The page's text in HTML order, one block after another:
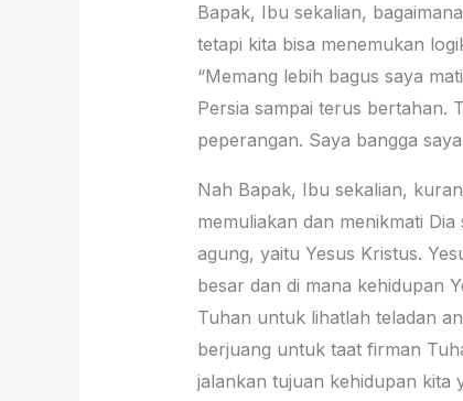
Bapak, Ibu sekalian,
tetapi kita bisa menemukan
“Memang lebih bagus saya
Persia sampai terus bertahan.
peperangan. Saya bangga
Nah Bapak, Ibu sekalian,
memuliakan dan menikmati
agung, yaitu Yesus Kristus.
besar dan di mana kehidupan
Tuhan untuk lihatlah teladan
berjuang untuk taat firman
jalankan tujuan kehidupan kita